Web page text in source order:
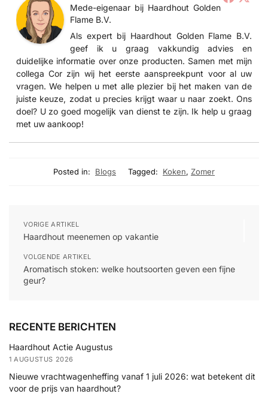
Mede-eigenaar bij Haardhout Golden
Flame B.V.
Als expert bij Haardhout Golden Flame B.V.
geef ik u graag vakkundig advies en
duidelijke informatie over onze producten. Samen met mijn
collega Cor zijn wij het eerste aanspreekpunt voor al uw
vragen. We helpen u met alle plezier bij het maken van de
juiste keuze, zodat u precies krijgt waar u naar zoekt. Ons
doel? U zo goed mogelijk van dienst te zijn. Ik help u graag
met uw aankoop!
Posted in: Blogs Tagged: Koken, Zomer
VORIGE ARTIKEL
Haardhout meenemen op vakantie
VOLGENDE ARTIKEL
Aromatisch stoken: welke houtsoorten geven een fijne
geur?
RECENTE BERICHTEN
Haardhout Actie Augustus
1 AUGUSTUS 2026
Nieuwe vrachtwagenheffing vanaf 1 juli 2026: wat betekent dit
voor de prijs van haardhout?